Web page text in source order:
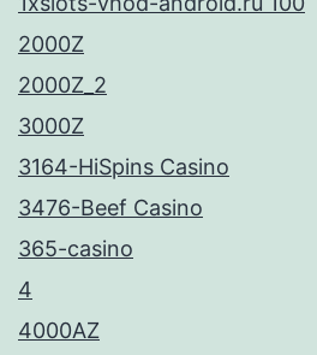
2000Z
2000Z_2
3000Z
3164-HiSpins Casino
3476-Beef Casino
365-casino
4
4000AZ